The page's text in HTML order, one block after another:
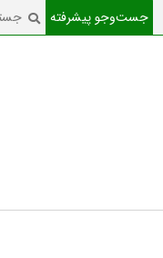
جست‌و‌جو پیشرفته